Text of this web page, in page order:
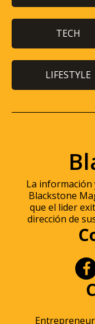
TECH
LIFESTYLE
La
Blackstone
que el lider
dirección de
Entrepreneur